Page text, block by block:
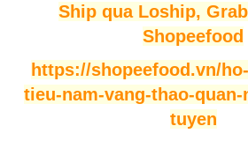
Ship qua Loship,
Shopeefood
https://shopeefood.vn/
tieu-nam-vang-thao-
tuyen